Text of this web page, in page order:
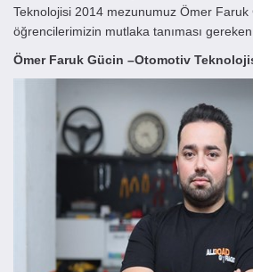
Teknolojisi 2014 mezunumuz Ömer Faruk
öğrencilerimizin mutlaka tanıması
Ömer Faruk Gücin –Otomotiv